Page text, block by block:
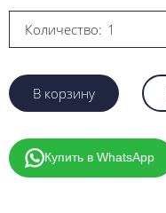
Количество:
В корзину
Купить в WhatsApp